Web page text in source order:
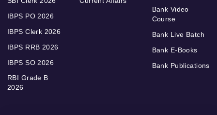
IBPS PO 2026
IBPS Clerk 2026
IBPS RRB 2026
IBPS SO 2026
RBI Grade B
2026
Bank Video
Course
Bank Live Batch
Bank E-Books
Bank Publications